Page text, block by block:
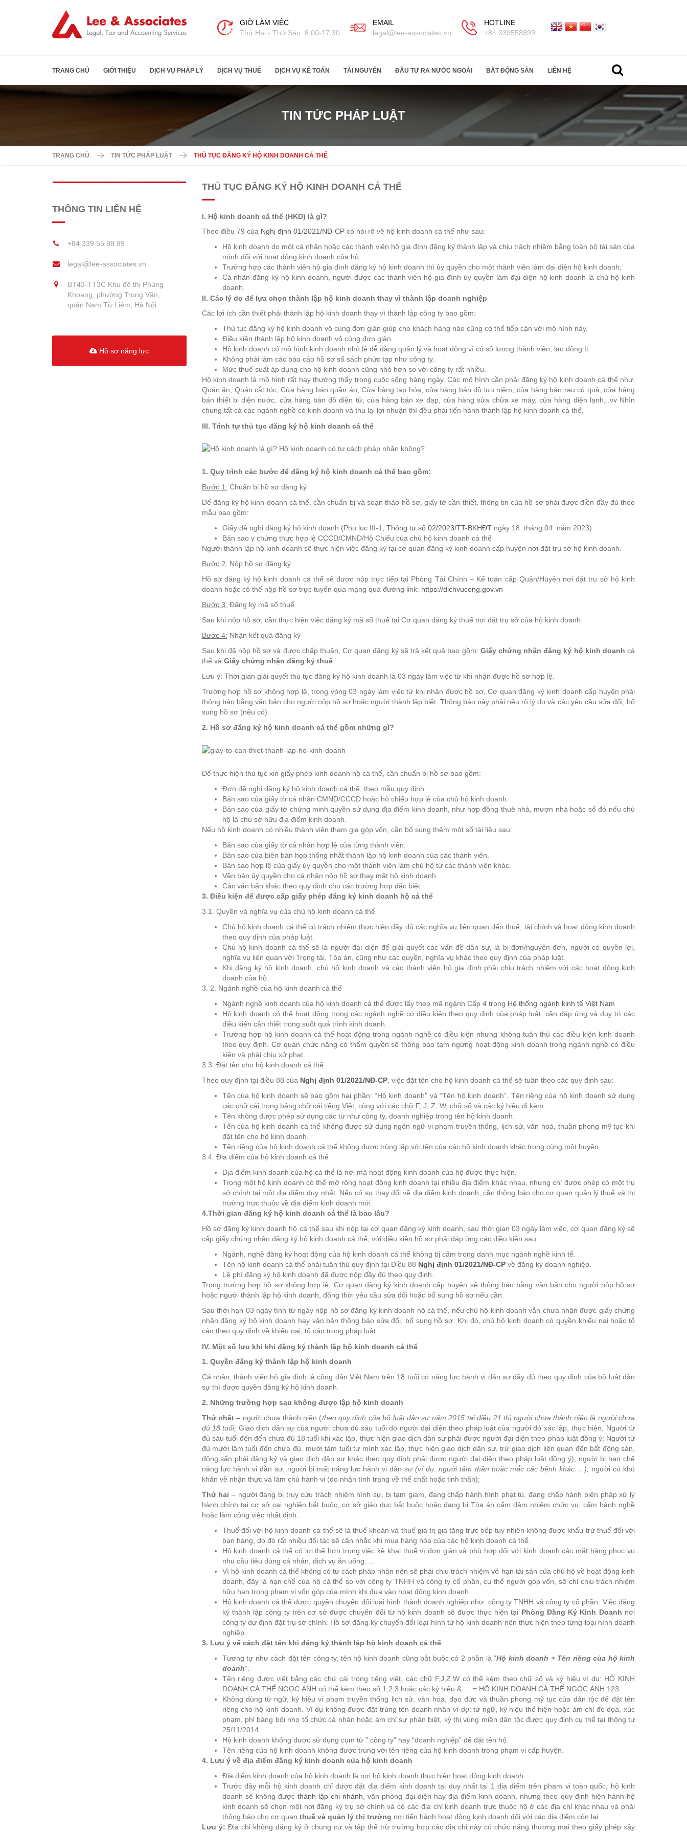
HOTLINE
+84 339558899
EMAIL
legal@lee-associates.vn
GIỜ LÀM VIỆC
Thứ Hai - Thứ Sáu: 8:00-17:30
TRANG CHỦ GIỚI THIỆU DỊCH VỤ PHÁP LÝ DỊCH VỤ THUẾ DỊCH VỤ KẾ TOÁN TÀI NGUYÊN ĐẦU TƯ RA NƯỚC NGOÀI BẤT ĐỘNG SẢN LIÊN HỆ
TIN TỨC PHÁP LUẬT
TRANG CHỦ TIN TỨC PHÁP LUẬT THỦ TỤC ĐĂNG KÝ HỘ KINH DOANH CÁ THỂ
THỦ TỤC ĐĂNG KÝ HỘ KINH DOANH CÁ THỂ
I. Hộ kinh doanh cá thể (HKD) là gì?
Theo điều 79 của Nghị định 01/2021/NĐ-CPcó nói rõ về hộ kinh doanh cá thể như sau:
Hộ kinh doanh do một cá nhân hoặc các thành viên hộ gia đình đăng ký thành lập và chịu trách nhiệm bằng toàn bộ tài sản của
mình đối với hoạt động kinh doanh của hộ;
Trường hợp các thành viên hộ gia đình đăng ký hộ kinh doanh thì ủy quyền cho một thành viên làm đại diện hộ kinh doanh;
Cá nhân đăng ký hộ kinh doanh, người được các thành viên hộ gia đình ủy quyền làm đại diện hộ kinh doanh là chủ hộ kinh
doanh.
II. Các lý do để lựa chọn thành lập hộ kinh doanh thay vì thành lập doanh nghiệp
Các lợi ích cần thiết phải thành lập hộ kinh doanh thay vì thành lập công ty bao gồm:
Thủ tục đăng ký hộ kinh doanh vô cùng đơn giản giúp cho khách hàng nào cũng có thể tiếp cận với mô hình này.
Điều kiện thành lập hộ kinh doanh vô cùng đơn giản.
Hộ kinh doanh có mô hình kinh doanh nhỏ lẻ dễ dàng quản lý và hoạt động vì có số lượng thành viên, lao động ít.
Không phải làm các báo cáo hồ sơ sổ sách phức tạp như công ty.
Mức thuế suất áp dụng cho hộ kinh doanh cũng nhỏ hơn so với công ty rất nhiều.
Hộ kinh doanh là mô hình rất hay thường thấy trong cuộc sống hàng ngày. Các mô hình cần phải đăng ký hộ kinh doanh cá thể như.
Quán ăn, Quán cắt tóc, Cửa hàng bán quần áo, Cửa hàng tạp hóa, cửa hàng bán đồ lưu niệm, của hàng bán rau củ quả, cửa hàng
bán thiết bị điện nước, cửa hàng bán đồ điện tử, cửa hàng bán xe đạp, cửa hàng sửa chữa xe máy, cửa hàng điện lạnh,..vv Nhìn
chung tất cả các ngành nghề có kinh doanh và thu lại lợi nhuận thì đều phải tiến hành thành lập hộ kinh doanh cá thể.
III. Trình tự thủ tục đăng ký hộ kinh doanh cá thể
1. Quy trình các bước để đăng ký hộ kinh doanh cá thể bao gồm:
Bước 1: Chuẩn bị hồ sơ đăng ký
Để đăng ký hộ kinh doanh cá thể, cần chuẩn bị và soạn thảo hồ sơ, giấy tờ cần thiết, thông tin của hồ sơ phải được điền đầy đủ theo
mẫu bao gồm:
Giấy đề nghị đăng ký hộ kinh doanh (Phụ lục III-1, Thông tư số 02/2023/TT-BKHĐTngày 18 tháng 04 năm 2023)
Bản sao y chứng thực hợp lệ CCCD/CMND/Hộ Chiếu của chủ hộ kinh doanh cá thể
Người thành lập hộ kinh doanh sẽ thực hiện việc đăng ký tại cơ quan đăng ký kinh doanh cấp huyện nơi đặt trụ sở hộ kinh doanh.
Bước 2: Nộp hồ sơ đăng ký
Hồ sơ đăng ký hộ kinh doanh cá thể sẽ được nộp trực tiếp tại Phòng Tài Chính – Kế toán cấp Quận/Huyện nơi đặt trụ sở hộ kinh
doanh hoặc có thể nộp hồ sơ trực tuyến qua mạng qua đường link: https://dichvucong.gov.vn
Bước 3: Đăng ký mã số thuế
Sau khi nộp hồ sơ, cần thực hiện việc đăng ký mã số thuế tại Cơ quan đăng ký thuế nơi đặt trụ sở của hộ kinh doanh.
Bước 4: Nhận kết quả đăng ký
Sau khi đã nộp hồ sơ và được chấp thuận, Cơ quan đăng ký sẽ trả kết quả bao gồm: Giấy chứng nhận đăng ký hộ kinh doanh cá
thể và Giấy chứng nhận đăng ký thuế.
Lưu ý: Thời gian giải quyết thủ tục đăng ký hộ kinh doanh là 03 ngày làm việc từ khi nhận được hồ sơ hợp lệ.
Trường hợp hồ sơ không hợp lệ, trong vòng 03 ngày làm việc từ khi nhận được hồ sơ, Cơ quan đăng ký kinh doanh cấp huyện phải
thông báo bằng văn bản cho người nộp hồ sơ hoặc người thành lập biết. Thông báo này phải nêu rõ lý do và các yêu cầu sửa đổi, bổ
sung hồ sơ (nếu có).
2. Hồ sơ đăng ký hộ kinh doanh cá thể gồm những gì?
Để thực hiện thủ tục xin giấy phép kinh doanh hộ cá thể, cần chuẩn bị hồ sơ bao gồm:
Đơn đề nghị đăng ký hộ kinh doanh cá thể, theo mẫu quy định.
Bản sao của giấy tờ cá nhân CMND/CCCD hoặc hộ chiếu hợp lệ của chủ hộ kinh doanh.
Bản sao của giấy tờ chứng minh quyền sử dụng địa điểm kinh doanh, như hợp đồng thuê nhà, mượn nhà hoặc sổ đỏ nếu chủ
hộ là chủ sở hữu địa điểm kinh doanh.
Nếu hộ kinh doanh có nhiều thành viên tham gia góp vốn, cần bổ sung thêm một số tài liệu sau:
Bản sao của giấy tờ cá nhân hợp lệ của từng thành viên.
Bản sao của biên bản họp thống nhất thành lập hộ kinh doanh của các thành viên.
Bản sao hợp lệ của giấy ủy quyền cho một thành viên làm chủ hộ từ các thành viên khác.
Văn bản ủy quyền cho cá nhân nộp hồ sơ thay mặt hộ kinh doanh.
Các văn bản khác theo quy định cho các trường hợp đặc biệt.
3. Điều kiện để được cấp giấy phép đăng ký kinh doanh hộ cá thể
3.1. Quyền và nghĩa vụ của chủ hộ kinh doanh cá thể
Chủ hộ kinh doanh cá thể có trách nhiệm thực hiện đầy đủ các nghĩa vụ liên quan đến thuế, tài chính và hoạt động kinh doanh
theo quy định của pháp luật.
Chủ hộ kinh doanh cá thể sẽ là người đại diện để giải quyết các vấn đề dân sự, là bị đơn/nguyên đơn, người có quyền lợi,
nghĩa vụ liên quan với Trọng tài, Tòa án, cũng như các quyền, nghĩa vụ khác theo quy định của pháp luật.
Khi đăng ký hộ kinh doanh, chủ hộ kinh doanh và các thành viên hộ gia đình phải chịu trách nhiệm với các hoạt động kinh
doanh của hộ.
3. 2. Ngành nghề của hộ kinh doanh cá thể
Ngành nghề kinh doanh của hộ kinh doanh cá thể được lấy theo mã ngành Cấp 4 trong Hệ thống ngành kinh tế Việt Nam
Hộ kinh doanh có thể hoạt động trong các ngành nghề có điều kiện theo quy định của pháp luật, cần đáp ứng và duy trì các
điều kiện cần thiết trong suốt quá trình kinh doanh.
Trường hợp hộ kinh doanh cá thể hoạt động trong ngành nghề có điều kiện nhưng không tuân thủ các điều kiện kinh doanh
theo quy định. Cơ quan chức năng có thẩm quyền sẽ thông báo tạm ngừng hoạt động kinh doanh trong ngành nghề có điều
kiện và phải chịu xử phạt.
3.3. Đặt tên cho hộ kinh doanh cá thể
Theo quy định tại điều 88 của Nghị định 01/2021/NĐ-CP, việc đặt tên cho hộ kinh doanh cá thể sẽ tuân theo các quy định sau:
Tên của hộ kinh doanh sẽ bao gồm hai phần: “Hộ kinh doanh” và “Tên hộ kinh doanh”. Tên riêng của hộ kinh doanh sử dụng
các chữ cái trong bảng chữ cái tiếng Việt, cùng với các chữ F, J, Z, W, chữ số và các ký hiệu đi kèm.
Tên không được phép sử dụng các từ như công ty, doanh nghiệp trong tên hộ kinh doanh.
Tển của hộ kinh doanh cá thể không được sử dụng ngôn ngữ vi phạm truyền thống, lịch sử, văn hoá, thuần phong mỹ tục khi
đặt tên cho hộ kinh doanh.
Tên riêng của hộ kinh doanh cá thể không được trùng lặp với tên của các hộ kinh doanh khác trong cùng một huyện.
3.4. Địa điểm của hộ kinh doanh cá thể
Địa điểm kinh doanh của hộ cá thể là nơi mà hoạt động kinh doanh của hộ được thực hiện.
Trong một hộ kinh doanh có thể mở rộng hoạt động kinh doanh tại nhiều địa điểm khác nhau, nhưng chỉ được phép có một trụ
sở chính tại một địa điểm duy nhất. Nếu có sự thay đổi về địa điểm kinh doanh, cần thông báo cho cơ quan quản lý thuế và thị
trường trực thuộc về địa điểm kinh doanh mới.
4.Thời gian đăng ký hộ kinh doanh cá thể là bao lâu?
Hồ sơ đăng ký kinh doanh hộ cá thể sau khi nộp tại cơ quan đăng ký kinh doanh, sau thời gian 03 ngày làm việc, cơ quan đăng ký sẽ
cấp giấy chứng nhận đăng ký hộ kinh doanh cá thể, với điều kiện hồ sơ phải đáp ứng các điều kiện sau:
Ngành, nghề đăng ký hoạt động của hộ kinh doanh cá thể không bị cấm trong danh mục ngành nghề kinh tế.
Tên hộ kinh doanh cá thể phải tuân thủ quy định tại Điều 88 Nghị định 01/2021/NĐ-CPvề đăng ký doanh nghiệp.
Lệ phí đăng ký hộ kinh doanh đã được nộp đầy đủ theo quy định.
Trong trường hợp hồ sơ không hợp lệ, Cơ quan đăng ký kinh doanh cấp huyện sẽ thông báo bằng văn bản cho người nộp hồ sơ
hoặc người thành lập hộ kinh doanh, đồng thời yêu cầu sửa đổi hoặc bổ sung hồ sơ nếu cần.
Sau thời hạn 03 ngày tính từ ngày nộp hồ sơ đăng ký kinh doanh hộ cá thể, nếu chủ hộ kinh doanh vẫn chưa nhận được giấy chứng
nhận đăng ký hộ kinh doanh hay văn bản thông báo sửa đổi, bổ sung hồ sơ. Khi đó, chủ hộ kinh doanh có quyền khiếu nại hoặc tố
cáo theo quy định về khiếu nại, tố cáo trong pháp luật.
IV. Một số lưu khi khi đăng ký thành lập hộ kinh doanh cá thể
1. Quyền đăng ký thành lập hộ kinh doanh
Cá nhân, thành viên hộ gia đình là công dân Việt Nam trên 18 tuổi có năng lực hành vi dân sự đầy đủ theo quy định của bộ luật dân
sự thì được quyền đăng ký hộ kinh doanh.
2. Những trường hợp sau không được lập hộ kinh doanh
Thứ nhất– người chưa thành niên (theo quy định của bộ luật dân sự năm 2015 tại điều 21 thì người chưa thành niên là người chưa
đủ 18 tuổi; Giao dịch dân sự của người chưa đủ sáu tuổi do người đại diện theo pháp luật của người đó xác lập, thực hiện; Người từ
đủ sáu tuổi đến đến chưa đủ 18 tuổi khi xác lập, thực hiện giao dịch dân sự phải được người đại diện theo pháp luật đồng ý; Người từ
đủ mười lăm tuổi đến chưa đủ mười tám tuổi tự mình xác lập, thực hiện giao dịch dân sự, trừ giao dịch liên quan đến bất động sản,
động sẩn phải đăng ký và giao dịch dân sự khác theo quy định phải được người đại diện theo pháp luật đồng ý), người bị hạn chế
năng lực hành vi dân sự, người bị mất năng lực hành vi dânsự (ví dụ: người tâm thần hoặc mắc các bệnh khác… ),
người có khó
khăn về nhận thực và làm chủ hành vi (do nhận tình trạng về thể chất hoặc tinh thần);
Thứ hai – người đang bị truy cứu trách nhiệm hình sự, bị tạm giam, đang chấp hành hình phạt tù, đang chấp hành biện pháp xử lý
hành chính tại cơ sở cai nghiện bắt buộc, cơ sở giáo dục bắt buộc hoặc đang bị Tòa án cấm đảm nhiệm chức vụ, cấm hành nghề
hoặc làm công việc nhất định.
Thuế đối với hộ kinh doanh cá thể sẽ là thuế khoán và thuế giá trị gia tăng trực tiếp tuy nhiên không được khấu trừ thuế đối với
bạn hàng, do đó rất nhiều đối tác sẽ cân nhắc khi mua hàng hóa của các hộ kinh doanh cá thể.
Hộ kinh doanh cá thể có lợi thế hơn trong việc kê khai thuế vì đơn giản và phù hợp đối với kinh doanh các mặt hàng phục vụ
nhu cầu tiêu dùng cá nhân, dịch vụ ăn uống….
Vì hộ kinh doanh cá thể không có tư cách pháp nhân nên sẽ phải chịu trách nhiệm vô hạn tài sản của chủ hộ về hoạt động kinh
doanh, đây là hạn chế của hộ cá thể so với công ty TNHH và công ty cổ phần, cụ thể người góp vốn, sẽ chỉ chịu trách nhiệm
hữu hạn trong phạm vi vốn góp của mình khi đưa vào hoạt động kinh doanh.
Hộ kinh doanh cá thể được quyền chuyển đổi loại hình thành doanh nghiệp như công ty TNHH và công ty cổ phần. Việc đăng
ký thành lập công ty trên cơ sở được chuyển đổi từ hộ kinh doanh sẽ được thực hiện tại Phòng Đăng Ký Kinh Doanh nơi
công ty dự định đặt trụ sở chính. Hồ sơ đăng ký chuyển đổi loại hình từ hộ kinh doanh nên thực hiện theo từng loại hình doanh
nghiệp.
3. Lưu ý về cách đặt tên khi đăng ký thành lập hộ kinh doanh cá thể
Tương tự như cách đặt tên công ty, tên hộ kinh doanh cũng bắt buộc có 2 phần là “Hộ kinh doanh + Tên riêng của hộ kinh
doanh”.
Tên riêng được viết bằng các chứ cái trong tiếng việt, các chữ F,J,Z,W có thể kèm theo chữ số và ký hiệu ví dụ: HỘ KINH
DOANH CÁ THỂ NGỌC ÁNH có thể kèm theo số 1,2,3 hoặc các ký hiệu &…. = HỘ KINH DOANH CÁ THỂ NGỌC ÁNH 123.
Không dùng từ ngữ, ký hiệu vi phạm truyền thống lịch sử, văn hóa, đạo đức và thuần phong mỹ tục của dân tộc để đặt tên
riêng cho hộ kinh doanh. Ví dụ không được đặt trùng tên doanh nhân ví dụ: từ ngữ, ký hiệu thể hiện hoặc ám chỉ đe dọa, xúc
phạm, phỉ báng bôi nhọ tổ chức cá nhân hoặc ám chỉ sự phân biệt, kỳ thị vùng miền dân tộc được quy định cụ thể tại thông tư
25/11/2014.
Hộ kinh doanh không được sử dụng cụm từ ” công ty” hay “doanh nghiệp” để đặt tên hộ.
Tên riêng của hộ kinh doanh không được trùng với tên riêng của hộ kinh doanh trong phạm vi cấp huyện.
4. Lưu ý về địa điểm đăng ký kinh doanh của hộ kinh doanh
Địa điểm kinh doanh của hộ kinh doanh là nơi hộ kinh doanh thực hiện hoạt động kinh doanh.
Trước đây mỗi hộ kinh doanh chỉ được đặt địa điểm kinh doanh tại duy nhất tại 1 địa điểm trên phạm vi toàn quốc, hộ kinh
doanh sẽ không được thành lập chi nhánh , văn phòng đại diện hay địa điểm kinh doanh, nhưng theo quy định hiện hành hộ
kinh doanh sẽ chọn một nơi đăng ký trụ sở chính và có các địa chỉ kinh doanh trực thuộc hộ ở các địa chỉ khác nhau và phải
thông báo cho cơ quan thuế và quản lý thị trường nơi tiến hành hoạt động kinh doanh đối với các địa điểm còn lại.
Lưu ý: Địa chỉ không đăng ký ở chung cư và tập thể trừ trường hợp các địa chỉ này có chức năng thương mại theo giấy phép xây
THÔNG TIN LIÊN HỆ
+84 339 55 88 99
legal@lee-associates.vn
BT43-TT3C Khu đô thị Phùng
Khoang, phường Trung Văn,
quận Nam Từ Liêm, Hà Nội
Hồ sơ năng lực